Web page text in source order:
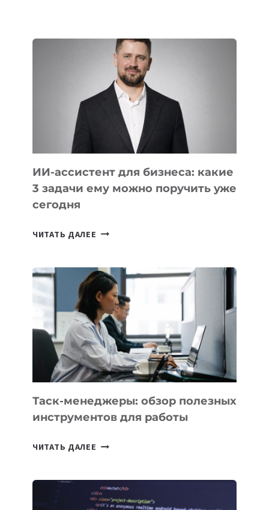
КОТОРЫЕ
РАЗВИВАЮТ
ТЕХНОЛОГИЧЕСКОЕ
ОБРАЗОВАНИЕ
ТАДЖИКИСТАНА
ИИ-ассистент для бизнеса: какие
3 задачи ему можно поручить уже
сегодня
ЧИТАТЬ ДАЛЕЕ ИИ-
БИЗНЕСА:
КАКИЕ
3
ЗАДАЧИ
ЕМУ
МОЖНО
ПОРУЧИТЬ
УЖЕ
СЕГОДНЯ
Таск-менеджеры: обзор полезных
инструментов для работы
ЧИТАТЬ ДАЛЕЕ ТАСК-
ПОЛЕЗНЫХ
ИНСТРУМЕНТОВ